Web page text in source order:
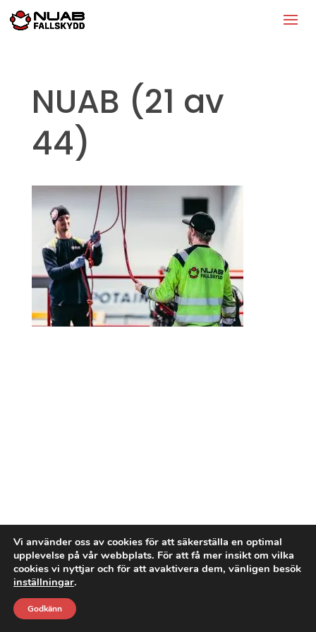
NUAB (21 av
44)
Vi använder oss av cookies för att säkerställa en optimal
upplevelse på vår webbplats. För att få mer insikt om vilka
cookies vi nyttjar och för att avaktivera dem, vänligen besök
inställningar.
Godkänn